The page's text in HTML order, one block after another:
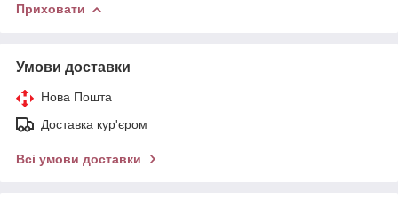
Приховати
Умови доставки
Нова Пошта
Доставка кур'єром
Всі умови доставки